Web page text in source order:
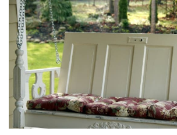
Design
Sledujte prima+
Přihlášení
Sledujte nás